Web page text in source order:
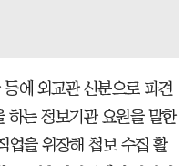
에 외교관 신분으로 파견
하는 정보기관 요원을 말한
업을 위장해 첩보 수집 활